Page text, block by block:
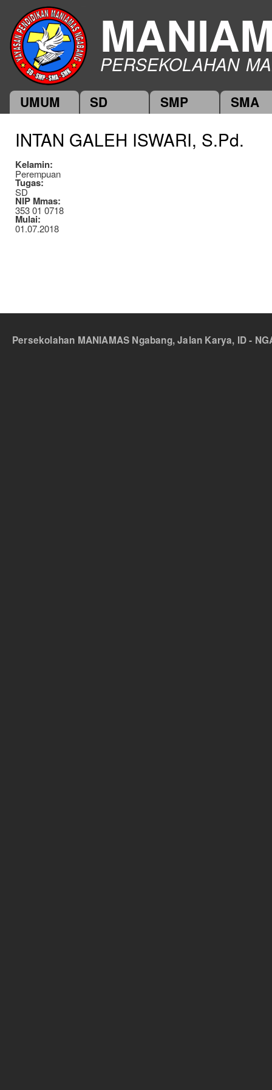
PERSEKOLAHAN
Main menu
UMUM SD SMP SMA
INTAN GALEH ISWARI, S.Pd.
Kelamin:
Perempuan
Tugas:
SD
NIP Mmas:
353 01 0718
Mulai:
01.07.2018
Persekolahan MANIAMAS Ngabang, Jalan Karya, ID -